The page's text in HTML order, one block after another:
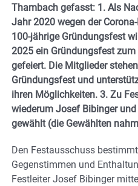
Thambach gefasst: 1. Als
Jahr 2020 wegen der
100-jährige Gründungsfest
2025 ein Gründungsfest
gefeiert. Die Mitglieder
Gründungsfest und
ihren Möglichkeiten. 3. Zu
wiederum Josef Bibinger
gewählt (die Gewählten
Den Festausschuss
Gegenstimmen und
Festleiter Josef Bibinger